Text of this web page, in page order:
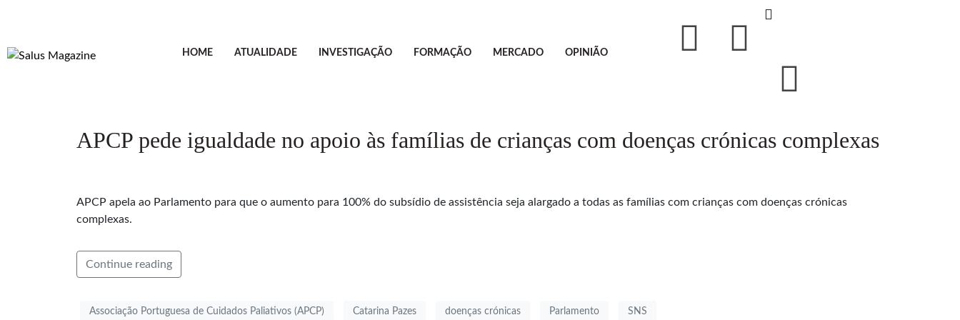
HOME ATUALIDADE INVESTIGAÇÃO FORMAÇÃO MERCADO OPINIÃO
APCP pede igualdade no apoio às famílias de crianças com doenças crónicas complexas
APCP apela ao Parlamento para que o aumento para 100% do subsídio de assistência seja alargado a todas as famílias com crianças com doenças crónicas
complexas.
Continue reading
Associação Portuguesa de Cuidados Paliativos (APCP) Catarina Pazes doenças crónicas Parlamento SNS